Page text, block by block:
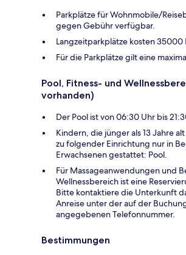
Parkplätze für Wohnmobile/
gegen Gebühr verfügbar.
Langzeitparkplätze kosten 35000
Für die Parkplätze gilt eine
Pool, Fitness- und
vorhanden)
Der Pool ist von 06:30 Uhr bis
Kindern, die jünger als 13 Jahre
zu folgender Einrichtung nur in
Erwachsenen gestattet: Pool.
Für Massageanwendungen und
Wellnessbereich ist eine
Bitte kontaktiere die Unterkunft
Anreise unter der auf der
angegebenen Telefonnummer.
Bestimmungen